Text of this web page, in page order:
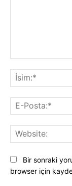
Bir sonraki
browser için